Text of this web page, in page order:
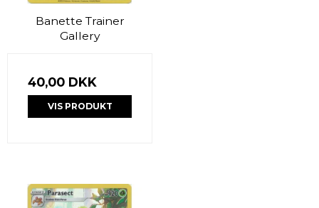
Banette Trainer
Gallery
40,00 DKK
VIS PRODUKT